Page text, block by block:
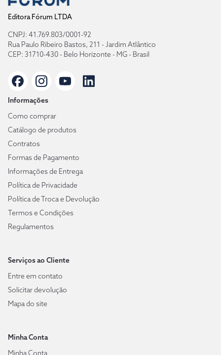
Editora Fórum LTDA
CNPJ: 41.769.803/0001-92
Rua Paulo Ribeiro Bastos, 211 - Jardim Atlântico
CEP: 31710-430 - Belo Horizonte - MG - Brasil
Informações
Como comprar
Catálogo de produtos
Contratos
Formas de Pagamento
Informações de Entrega
Política de Privacidade
Política de Troca e Devolução
Termos e Condições
Regulamentos
Serviços ao Cliente
Entre em contato
Solicitar devolução
Mapa do site
Minha Conta
Minha Conta